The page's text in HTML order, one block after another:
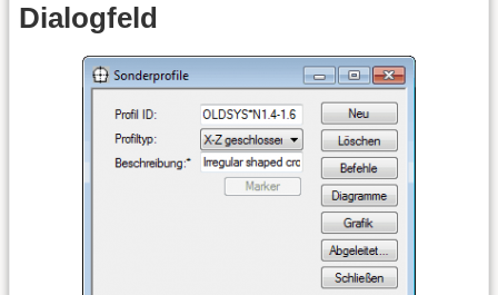
Dialogfeld